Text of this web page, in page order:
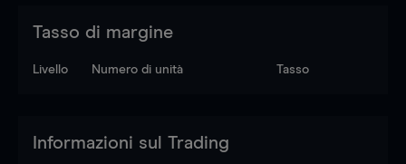
Tasso di margine
Livello Numero di unità Tasso
Informazioni sul Trading